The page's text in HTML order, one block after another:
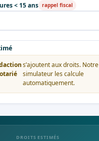
< 15 ans rappel fiscal
s’ajoutent aux droits. Notre
simulateur les calcule
automatiquement.
DROITS ESTIMÉS